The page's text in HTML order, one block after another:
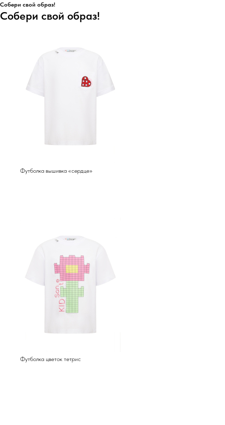
Собери свой образ!
Собери свой образ!
Футболка вышивка «сердце»
Футболка цветок тетрис